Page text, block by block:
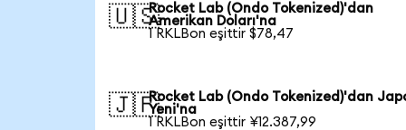
🇺🇸Rocket Lab (Ondo Tokenized)'dan
Amerikan Doları'na
1 RKLBon eşittir $78,47
🇯🇵Rocket Lab (Ondo Tokenized)'dan
Yeni'na
1 RKLBon eşittir ¥12.387,99